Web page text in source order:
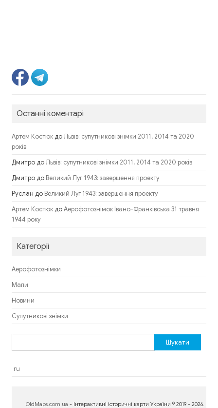
Останні коментарі
Артем КостюкдоЛьвів: супутникові знімки 2011, 2014 та 2020
років
ДмитродоЛьвів: супутникові знімки 2011, 2014 та 2020 років
Дмитродо Великий Луг 1943: завершення проекту
Руслан до Великий Луг 1943: завершення проекту
Артем КостюкдоАерофотознімок Івано-Франківська 31 травня
1944 року
Категорії
Аерофотознімки
Мапи
Новини
Супутникові знімки
ru
OldMaps.com.ua - Інтерактивні історичні карти України © 2019 - 2026.